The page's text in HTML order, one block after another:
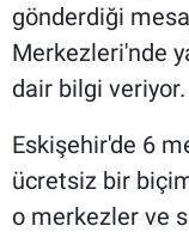
gönderdiği
Merkezleri'nde
dair bilgi veriyor.
Eskişehir'de 6
ücretsiz bir
o merkezler ve